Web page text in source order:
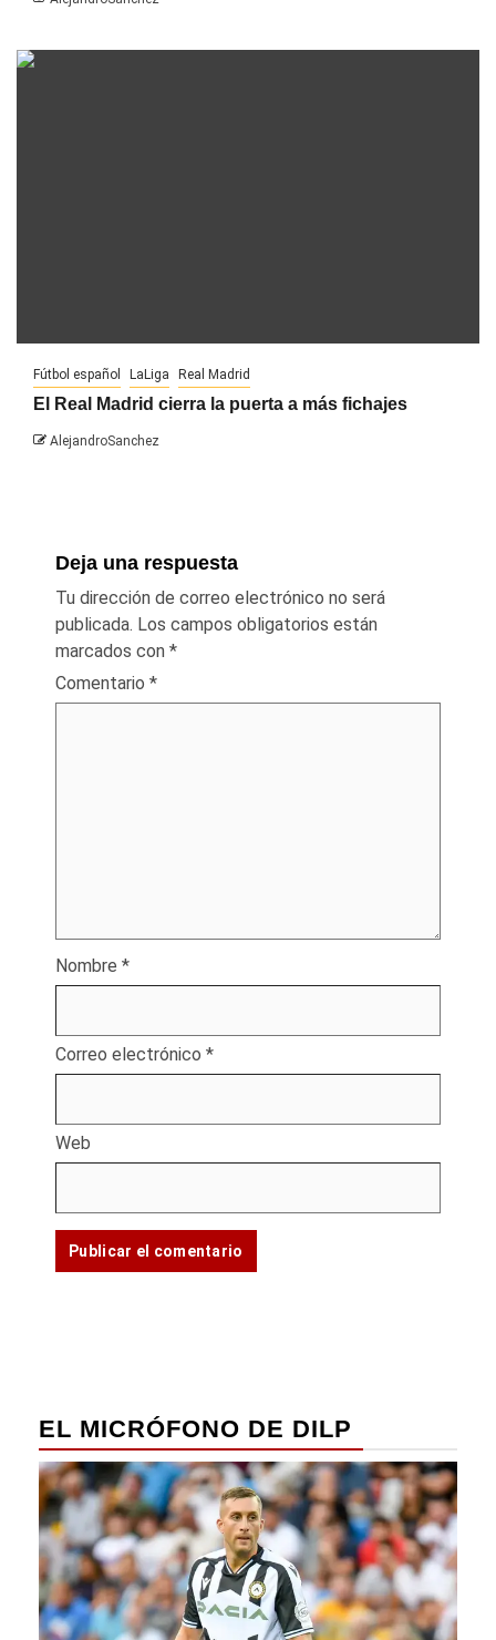
Fútbol español LaLiga Real Madrid
El Real Madrid cierra la puerta a más fichajes
AlejandroSanchez
Deja una respuesta
Tu dirección de correo electrónico no será
publicada. Los campos obligatorios están
marcados con *
Comentario *
Nombre *
Correo electrónico *
Web
EL MICRÓFONO DE DILP